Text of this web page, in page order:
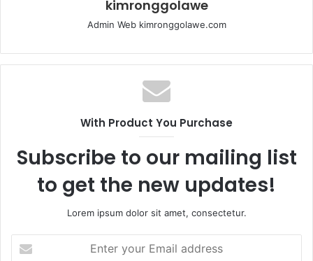
kimronggolawe
Admin Web kimronggolawe.com
With Product You Purchase
Subscribe to our mailing list
to get the new updates!
Lorem ipsum dolor sit amet, consectetur.